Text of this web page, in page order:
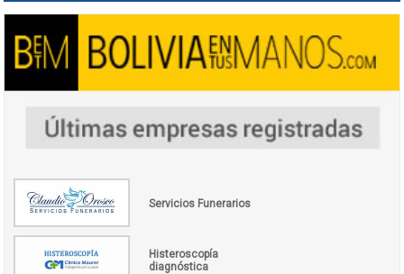
Servicios Funerarios
Histeroscopía
diagnóstica